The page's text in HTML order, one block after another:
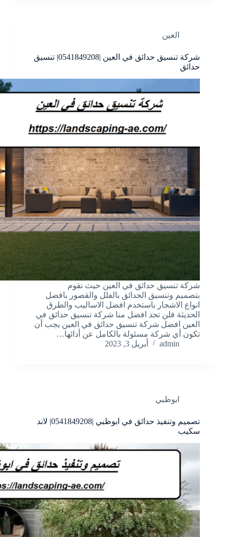
العين
شركة تنسيق حدائق في العين |0541849208| تنسيق
حدائق
شركة تنسيق حدائق في العين حيث نقوم
بتصميم وتنسيق الحدائق بالفلل والقصور بافضل
انواع الاشجار باستخدم افضل الاساليب والطرق
الحديثة فلن تجد افضل منا شركة تنسيق حدائق في
العين افضل شركة تنسيق حدائق في العين يجب أن
تكون أي شركة مسئولة بالكامل عن أدائها…
admin
أبريل 3, 2023
ابوظبي
تصميم وتنفيذ حدائق في ابوظبي |0541849208| لاند
سكيب